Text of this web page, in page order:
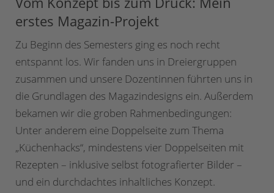
erstes Magazin-Projekt
Zu Beginn des Semesters ging es noch recht
entspannt los. Wir fanden uns in Dreiergruppen
zusammen und unsere Dozentinnen führten uns in
die Grundlagen des Magazindesigns ein. Außerdem
bekamen wir die groben Rahmenbedingungen:
Unter anderem eine Doppelseite zum Thema
„Küchenhacks“, mindestens vier Doppelseiten mit
Rezepten – inklusive selbst fotografierter Bilder –
und ein durchdachtes inhaltliches Konzept.